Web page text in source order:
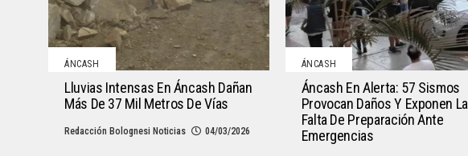
ÁNCASH
Lluvias Intensas En Áncash Dañan
Más De 37 Mil Metros De Vías
Redacción Bolognesi Noticias 04/03/2026
ÁNCASH
Áncash En Alerta: 57 Sismos
Provocan Daños Y Exponen La
Falta De Preparación Ante
Emergencias